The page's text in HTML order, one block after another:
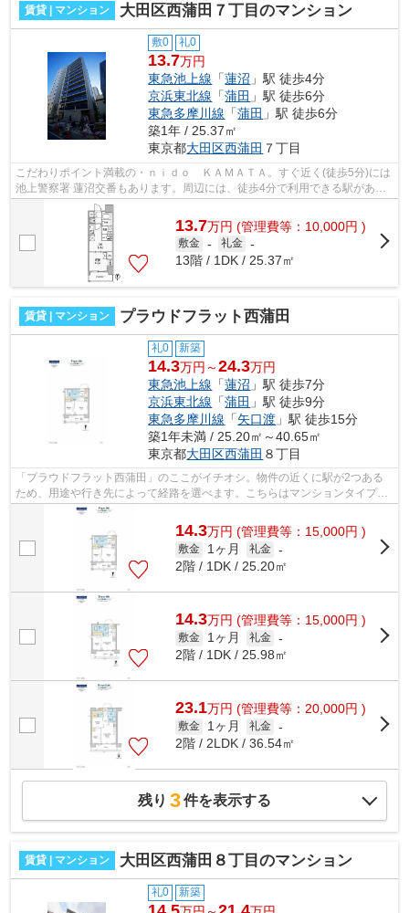
賃貸 | マンション 大田区西蒲田７丁目のマンション
敷0 礼0
13.7万円
東急池上線 「蓮沼 」駅 徒歩4分
京浜東北線 「蒲田 」駅 徒歩6分
東急多摩川線 「蒲田 」駅 徒歩6分
築1年 / 25.37㎡
東京都大田区西蒲田 ７丁目
こだわりポイント満載の・ｎｉｄｏ ＫＡＭＡＴＡ。すぐ近く(徒歩5分)には
池上警察署 蓮沼交番もあります。周辺には、徒歩4分で利用できる駅があり
ます。防犯対策もバッチリなマンショ...
13.7万円 (管理費等：10,000円 )
敷金 - 礼金 -
13階 / 1DK / 25.37㎡
賃貸 | マンション プラウドフラット西蒲田
礼0 新築
14.3万円～24.3万円
東急池上線 「蓮沼 」駅 徒歩7分
京浜東北線 「蒲田 」駅 徒歩9分
東急多摩川線 「矢口渡 」駅 徒歩15分
築1年未満 / 25.20㎡～40.65㎡
東京都大田区西蒲田 ８丁目
「プラウドフラット西蒲田」のここがイチオシ。物件の近くに駅が2つある
ため、用途や行き先によって経路を選べます。こちらはマンションタイプに
なります。清潔感のある室内が魅力的な...
14.3万円 (管理費等：15,000円 )
敷金 1ヶ月 礼金 -
2階 / 1DK / 25.20㎡
14.3万円 (管理費等：15,000円 )
敷金 1ヶ月 礼金 -
2階 / 1DK / 25.98㎡
23.1万円 (管理費等：20,000円 )
敷金 1ヶ月 礼金 -
2階 / 2LDK / 36.54㎡
残り 3件を表示する
賃貸 | マンション 大田区西蒲田８丁目のマンション
礼0 新築